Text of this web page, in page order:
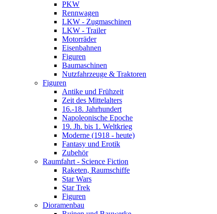
PKW
Rennwagen
LKW - Zugmaschinen
LKW - Trailer
Motorräder
Eisenbahnen
Figuren
Baumaschinen
Nutzfahrzeuge & Traktoren
Figuren
Antike und Frühzeit
Zeit des Mittelalters
16.-18. Jahrhundert
Napoleonische Epoche
19. Jh. bis 1. Weltkrieg
Moderne (1918 - heute)
Fantasy und Erotik
Zubehör
Raumfahrt - Science Fiction
Raketen, Raumschiffe
Star Wars
Star Trek
Figuren
Dioramenbau